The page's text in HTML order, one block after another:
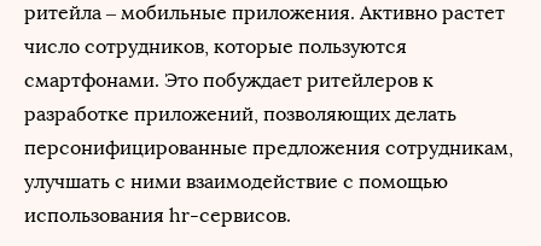
ритейла – мобильные приложения. Активно растет
число сотрудников, которые пользуются
смартфонами. Это побуждает ритейлеров к
разработке приложений, позволяющих делать
персонифицированные предложения сотрудникам,
улучшать с ними взаимодействие с помощью
использования hr-сервисов.